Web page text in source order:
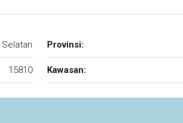
Provinsi:
15810 Kawasan: